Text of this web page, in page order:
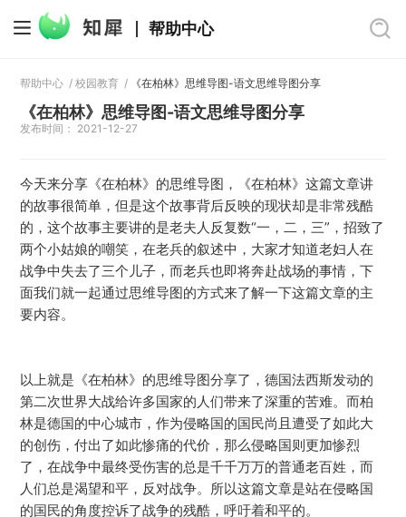
帮助中心
帮助中心 /校园教育 / 《在柏林》思维导图-语文思维导图分享
《在柏林》思维导图-语文思维导图分享
发布时间： 2021-12-27
今天来分享《在柏林》的思维导图，《在柏林》这篇文章讲
的故事很简单，但是这个故事背后反映的现状却是非常残酷
的，这个故事主要讲的是老夫人反复数“一，二，三”，招致了
两个小姑娘的嘲笑，在老兵的叙述中，大家才知道老妇人在
战争中失去了三个儿子，而老兵也即将奔赴战场的事情，下
面我们就一起通过思维导图的方式来了解一下这篇文章的主
要内容。
以上就是《在柏林》的思维导图分享了，德国法西斯发动的
第二次世界大战给许多国家的人们带来了深重的苦难。而柏
林是德国的中心城市，作为侵略国的国民尚且遭受了如此大
的创伤，付出了如此惨痛的代价，那么侵略国则更加惨烈
了，在战争中最终受伤害的总是千千万万的普通老百姓，而
人们总是渴望和平，反对战争。所以这篇文章是站在侵略国
的国民的角度控诉了战争的残酷，呼吁着和平的。